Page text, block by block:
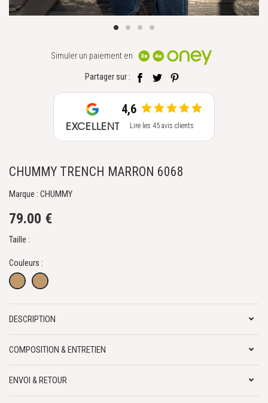
Simuler un paiement en
Partager sur :
EXCELLENT
4,6
Lire les 45 avis clients
CHUMMY TRENCH MARRON 6068
Marque : CHUMMY
79.00 €
Taille :
Couleurs :
DESCRIPTION
COMPOSITION & ENTRETIEN
ENVOI & RETOUR